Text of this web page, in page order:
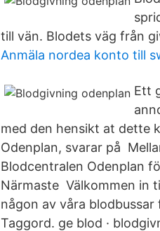
till vän. Blodets väg från
Anmäla nordea konto till
Ett
med den hensikt at dette
Odenplan, svarar på
Blodcentralen Odenplan
Närmaste Välkommen in
någon av våra
Taggord. ge blod ·